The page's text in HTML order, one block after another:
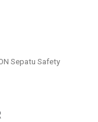
Sepatu Safety